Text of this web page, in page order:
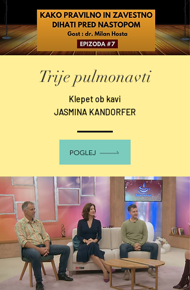
Trije pulmonavti
Klepet ob kavi
JASMINA KANDORFER
POGLEJ